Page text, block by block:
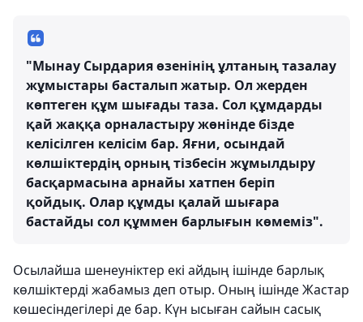
"Мынау Сырдария өзенінің ұлтаның тазалау
жұмыстары басталып жатыр. Ол жерден
көптеген құм шығады таза. Сол құмдарды
қай жаққа орналастыру жөнінде бізде
келісілген келісім бар. Яғни, осындай
көлшіктердің орның тізбесін жұмылдыру
басқармасына арнайы хатпен беріп
қойдық. Олар құмды қалай шығара
бастайды сол құммен барлығын көмеміз".
Осылайша шенеуніктер екі айдың ішінде барлық
көлшіктерді жабамыз деп отыр. Оның ішінде Жастар
көшесіндегілері де бар. Күн ысыған сайын сасық